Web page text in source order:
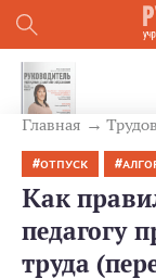
Главная
ОТПУСК
Как
педагогу
труда